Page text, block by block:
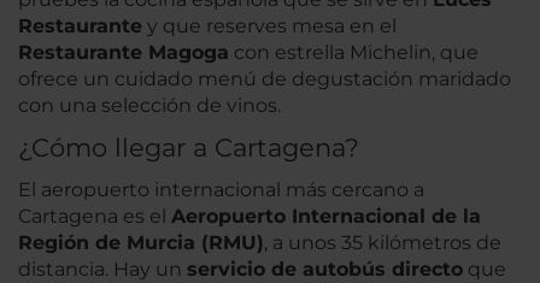
Restaurante y que reserves mesa en el
Restaurante Magoga con estrella Michelin, que
ofrece un cuidado menú de degustación maridado
con una selección de vinos.
¿Cómo llegar a Cartagena?
El aeropuerto internacional más cercano a
Cartagena es el Aeropuerto Internacional de la
Región de Murcia (RMU), a unos 35 kilómetros de
distancia. Hay un servicio de autobús directo que